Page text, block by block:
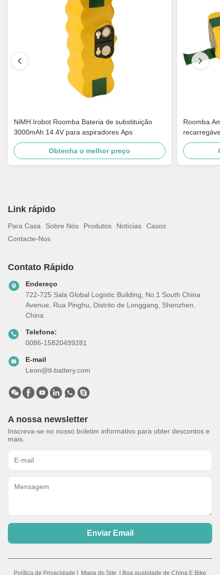
NiMH Irobot Roomba Bateria de substituição
3000mAh 14.4V para aspiradores Aps
Obtenha o melhor preço
Roomba
Link rápido
Para Casa Sobre Nós Produtos Notícias
Casos
Contacte-Nos
Contato Rápido
Endereço
722-725 Sala Global Logistic Building, No.1 South China
Avenue, Rua Pinghu, Distrito de Longgang, Shenzhen,
China
Telefone:
0086-15820499281
E-mail
Leon@tl-battery.com
A nossa newsletter
Inscreva-se no nosso boletim informativo para obter descontos e
mais.
Enviar Email
Política de Privacidade | Mapa do Site | Boa qualidade de China E Bike